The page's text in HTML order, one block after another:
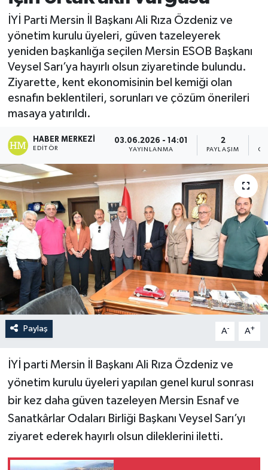
İYİ Parti Mersin İl Başkanı Ali Rıza Özdeniz ve
yönetim kurulu üyeleri, güven tazeleyerek
yeniden başkanlığa seçilen Mersin ESOB Başkanı
Veysel Sarı’ya hayırlı olsun ziyaretinde bulundu.
Ziyarette, kent ekonomisinin bel kemiği olan
esnafın beklentileri, sorunları ve çözüm önerileri
masaya yatırıldı.
HABER MERKEZI
EDITÖR
03.06.2026 - 14:01
YAYINLANMA
2
PAYLAŞIM
Paylaş A- A+
İYİ parti Mersin İl Başkanı Ali Rıza Özdeniz ve
yönetim kurulu üyeleri yapılan genel kurul sonrası
bir kez daha güven tazeleyen Mersin Esnaf ve
Sanatkârlar Odaları Birliği Başkanı Veysel Sarı’yı
ziyaret ederek hayırlı olsun dileklerini iletti.